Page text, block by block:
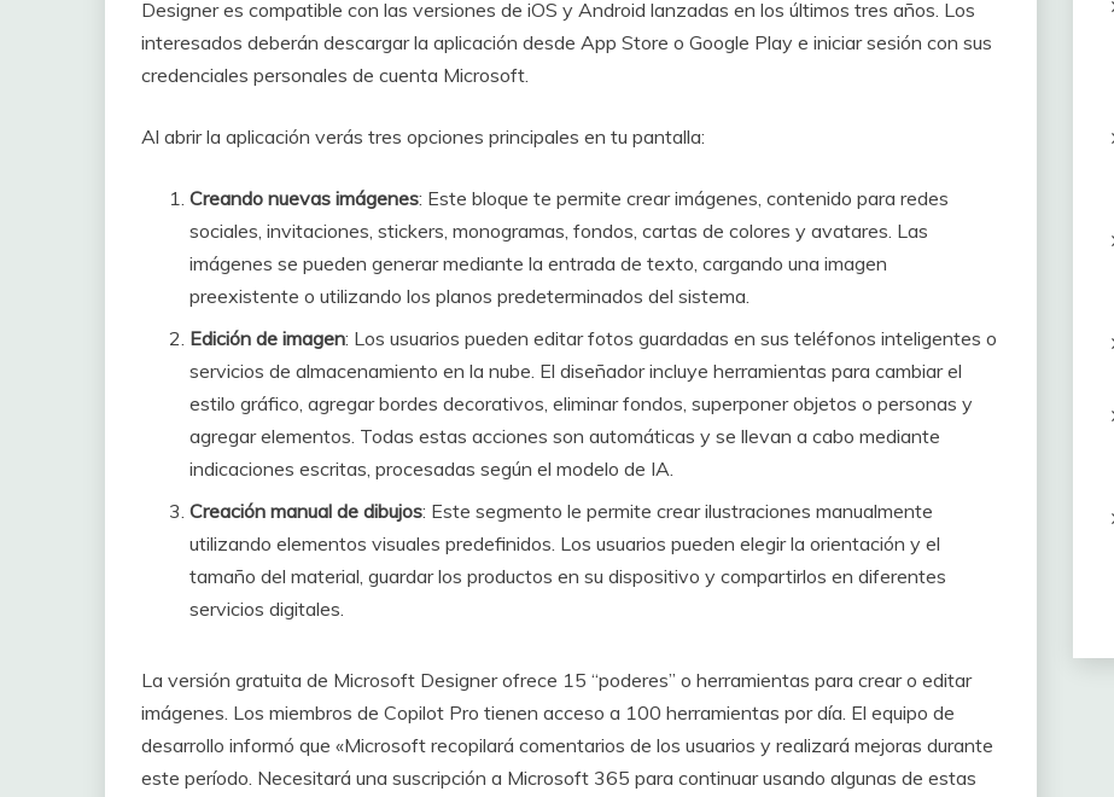
Designer es compatible con las versiones de iOS y Android lanzadas en los últimos tres años. Los
interesados ​​deberán descargar la aplicación desde App Store o Google Play e iniciar sesión con sus
credenciales personales de cuenta Microsoft.
Al abrir la aplicación verás tres opciones principales en tu pantalla:
Creando nuevas imágenes: Este bloque te permite crear imágenes, contenido para redes
sociales, invitaciones, stickers, monogramas, fondos, cartas de colores y avatares. Las
imágenes se pueden generar mediante la entrada de texto, cargando una imagen
preexistente o utilizando los planos predeterminados del sistema.
Edición de imagen: Los usuarios pueden editar fotos guardadas en sus teléfonos inteligentes o
servicios de almacenamiento en la nube. El diseñador incluye herramientas para cambiar el
estilo gráfico, agregar bordes decorativos, eliminar fondos, superponer objetos o personas y
agregar elementos. Todas estas acciones son automáticas y se llevan a cabo mediante
indicaciones escritas, procesadas según el modelo de IA.
Creación manual de dibujos: Este segmento le permite crear ilustraciones manualmente
utilizando elementos visuales predefinidos. Los usuarios pueden elegir la orientación y el
tamaño del material, guardar los productos en su dispositivo y compartirlos en diferentes
servicios digitales.
La versión gratuita de Microsoft Designer ofrece 15 “poderes” o herramientas para crear o editar
imágenes. Los miembros de Copilot Pro tienen acceso a 100 herramientas por día. El equipo de
desarrollo informó que «Microsoft recopilará comentarios de los usuarios y realizará mejoras durante
este período. Necesitará una suscripción a Microsoft 365 para continuar usando algunas de estas